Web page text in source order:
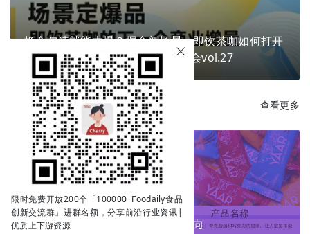
限时免费开放200个「100000+Foodaily食品
创新交流群」进群名额，分享前沿行业资讯|
优质上下游资源
换个包装就能卖爆？掘金新场景，即饮茶咖如何打开
下一个商业增量？ | Go!创新私享会vol.27
每日新品 查看更多